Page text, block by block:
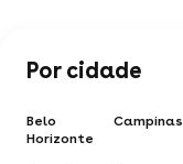
Por cidade
Belo
Horizonte
Campinas